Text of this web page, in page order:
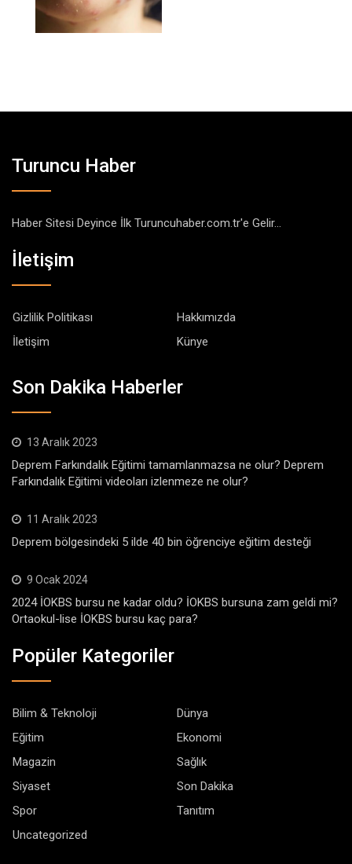
Turuncu Haber
Haber Sitesi Deyince İlk Turuncuhaber.com.tr'e Gelir...
İletişim
Gizlilik Politikası
Hakkımızda
İletişim
Künye
Son Dakika Haberler
13 Aralık 2023
Deprem Farkındalık Eğitimi tamamlanmazsa ne olur? Deprem
Farkındalık Eğitimi videoları izlenmeze ne olur?
11 Aralık 2023
Deprem bölgesindeki 5 ilde 40 bin öğrenciye eğitim desteği
9 Ocak 2024
2024 İOKBS bursu ne kadar oldu? İOKBS bursuna zam geldi mi?
Ortaokul-lise İOKBS bursu kaç para?
Popüler Kategoriler
Bilim & Teknoloji
Dünya
Eğitim
Ekonomi
Magazin
Sağlık
Siyaset
Son Dakika
Spor
Tanıtım
Uncategorized